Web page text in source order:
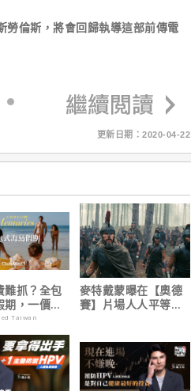
倫斯，將會回歸執導這部前傳電
更新日期：2020-04-22
難抓？全包
期，一價搞
，省錢更
Taiwan
麥特戴蒙曝在【奧德
賽】片場人人平等，